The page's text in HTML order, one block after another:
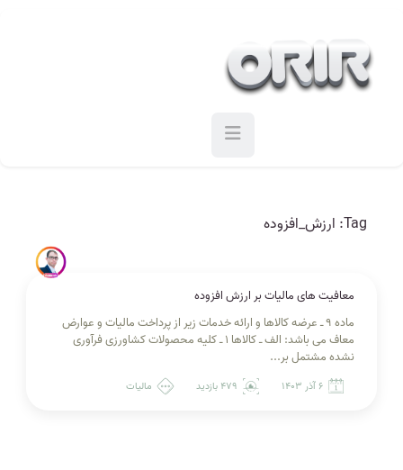
Tag: ارزش_افزوده
معافیت های مالیات بر ارزش افزوده
ماده ۹ ـ عرضه کالاها و ارائه خدمات زیر از پرداخت مالیات و عوارض
معاف می‌ باشد: الف ‌ـ کالاها ۱‌ ـ کلیه محصولات کشاورزی فرآوری
نشده مشتمل بر...
6 آذر 1403 ۴۷۹ بازدید مالیات